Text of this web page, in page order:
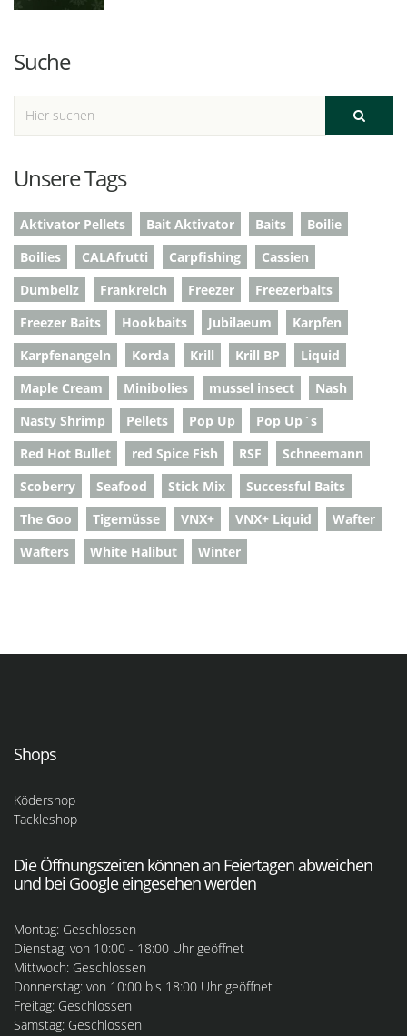
Suche
Unsere Tags
Aktivator Pellets Bait Aktivator Baits
Boilie
Boilies
CALAfrutti Carpfishing
Cassien
Dumbellz
Frankreich Freezer
Freezerbaits
Freezer Baits
Hookbaits Jubilaeum
Karpfen
Karpfenangeln
Korda Krill Krill BP
Liquid
Maple Cream
Minibolies mussel insect
Nash
Nasty Shrimp
Pellets Pop Up
Pop Up`s
Red Hot Bullet
red Spice Fish RSF
Schneemann
Scoberry
Seafood Stick Mix
Successful Baits
The Goo
Tigernüsse VNX+ VNX+ Liquid
Wafter
Wafters
White Halibut Winter
Shops
Ködershop
Tackleshop
Die Öffnungszeiten können an Feiertagen abweichen
und bei Google eingesehen werden
Montag: Geschlossen
Dienstag: von 10:00 - 18:00 Uhr geöffnet
Mittwoch: Geschlossen
Donnerstag: von 10:00 bis 18:00 Uhr geöffnet
Freitag: Geschlossen
Samstag: Geschlossen